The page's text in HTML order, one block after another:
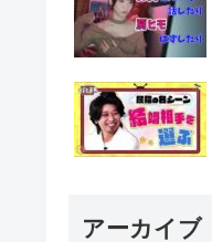
アーカイブ